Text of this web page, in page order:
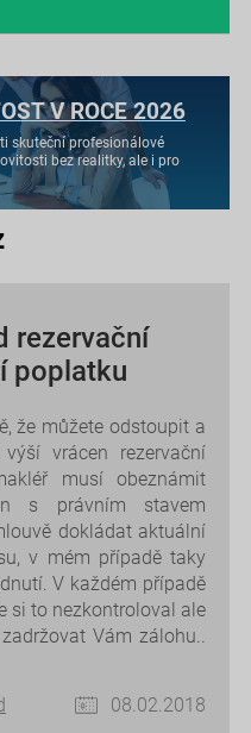
V ROCE 2026
skuteční profesionálové
bez realitky, ale i pro
rezervační
poplatku
že můžete odstoupit a
vrácen rezervační
musí obeznámit
s právním stavem
dokládat aktuální
v mém případě taky
V každém případě
si to nezkontroloval ale
Vám zálohu..
08.02.2018